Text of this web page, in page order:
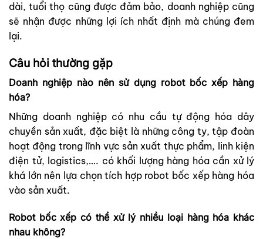
dài, tuổi thọ cũng được đảm bảo, doanh nghiệp cũng
sẽ nhận được những lợi ích nhất định mà chúng đem
lại.
Câu hỏi thường gặp
Doanh nghiệp nào nên sử dụng robot bốc xếp hàng
hóa?
Những doanh nghiệp có nhu cầu tự động hóa dây
chuyền sản xuất, đặc biệt là những công ty, tập đoàn
hoạt động trong lĩnh vực sản xuất thực phẩm, linh kiện
điện tử, logistics,…. có khối lượng hàng hóa cần xử lý
khá lớn nên lựa chọn tích hợp robot bốc xếp hàng hóa
vào sản xuất.
Robot bốc xếp có thể xử lý nhiều loại hàng hóa khác
nhau không?